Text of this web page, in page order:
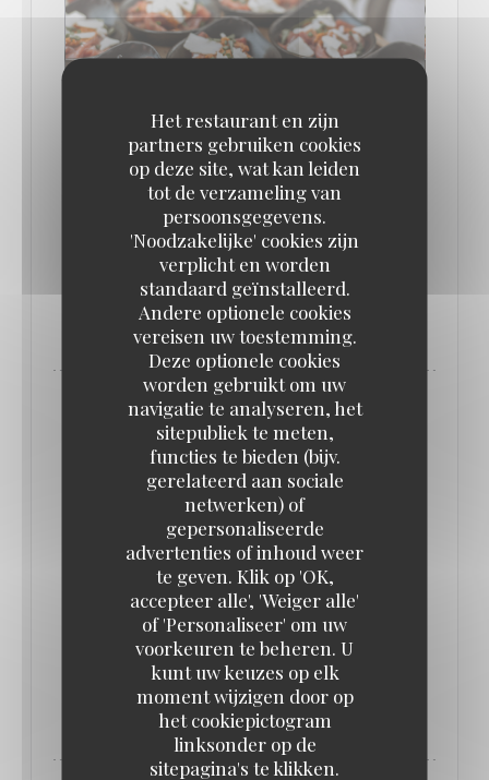
Het restaurant en zijn
partners gebruiken cookies
op deze site, wat kan leiden
tot de verzameling van
persoonsgegevens.
'Noodzakelijke' cookies zijn
verplicht en worden
standaard geïnstalleerd.
Andere optionele cookies
vereisen uw toestemming.
Deze optionele cookies
worden gebruikt om uw
navigatie te analyseren, het
sitepubliek te meten,
functies te bieden (bijv.
gerelateerd aan sociale
netwerken) of
gepersonaliseerde
advertenties of inhoud weer
te geven. Klik op 'OK,
accepteer alle', 'Weiger alle'
of 'Personaliseer' om uw
voorkeuren te beheren. U
kunt uw keuzes op elk
moment wijzigen door op
het cookiepictogram
linksonder op de
sitepagina's te klikken.
OP 09/03/2024 VAN 17H00 TOT 23H00
COCKTAIL D'ENTREPRISE : RCSA X
WINAMAX
MEER INFORMATIE((OPENT IN EEN NIEUW
VAN 09/09/2023 TOT 10/09/2023 VAN 14H00 TOT
MARIAGE SAMANTHA&BRYAN